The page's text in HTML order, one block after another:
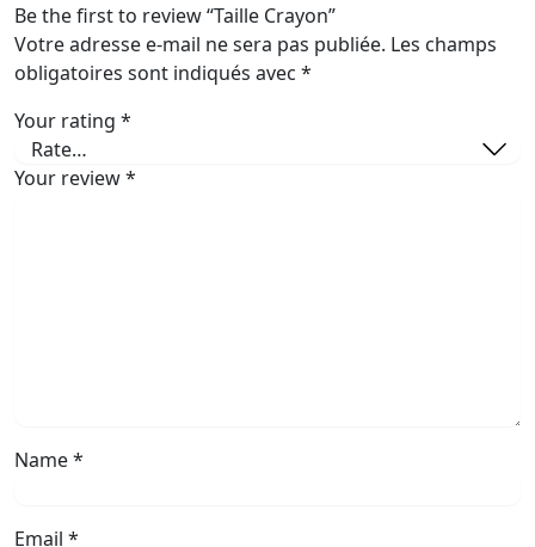
Be the first to review “Taille Crayon”
Votre adresse e-mail ne sera pas publiée. Les champs
obligatoires sont indiqués avec *
Your rating *
Your review*
Name*
Email *